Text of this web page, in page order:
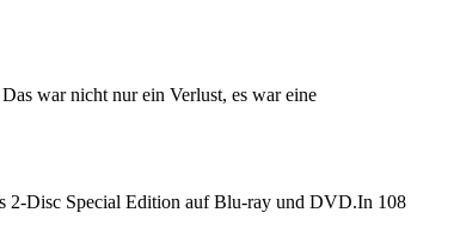
war nicht nur ein Verlust, es war eine
2-Disc Special Edition auf Blu-ray und DVD.In 108